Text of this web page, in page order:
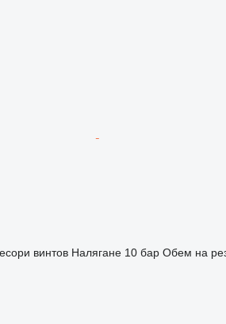
винтов Налягане 10 бар Обем на